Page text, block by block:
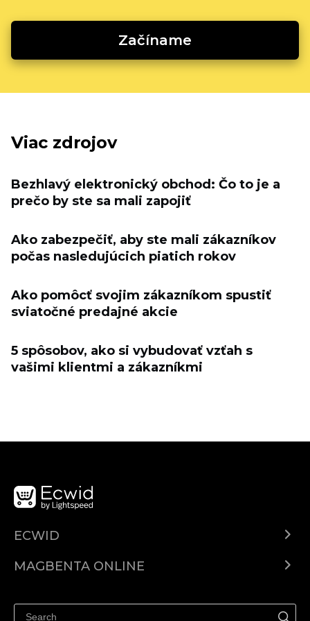
Začíname
Viac zdrojov
Bezhlavý elektronický obchod: Čo to je a
prečo by ste sa mali zapojiť
Ako zabezpečiť, aby ste mali zákazníkov
počas nasledujúcich piatich rokov
Ako pomôcť svojim zákazníkom spustiť
sviatočné predajné akcie
5 spôsobov, ako si vybudovať vzťah s
vašimi klientmi a zákazníkmi
ECWID
Help center
MAGBENTA ONLINE
Ibenta sa Facebook